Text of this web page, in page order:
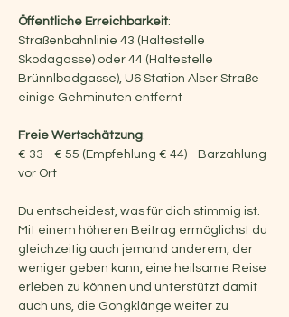
Öffentliche Erreichbarkeit:
Straßenbahnlinie 43 (Haltestelle
Skodagasse) oder 44 (Haltestelle
Brünnlbadgasse), U6 Station Alser Straße
einige Gehminuten entfernt
Freie Wertschätzung:
€ 33 - € 55 (Empfehlung € 44) - Barzahlung
vor Ort
Du entscheidest, was für dich stimmig ist.
Mit einem höheren Beitrag ermöglichst du
gleichzeitig auch jemand anderem, der
weniger geben kann, eine heilsame Reise
erleben zu können und unterstützt damit
auch uns, die Gongklänge weiter zu